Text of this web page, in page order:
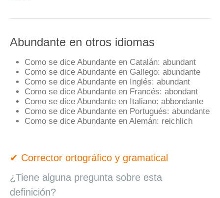
Abundante en otros idiomas
Como se dice Abundante en Catalán: abundant
Como se dice Abundante en Gallego: abundante
Como se dice Abundante en Inglés: abundant
Como se dice Abundante en Francés: abondant
Como se dice Abundante en Italiano: abbondante
Como se dice Abundante en Portugués: abundante
Como se dice Abundante en Alemán: reichlich
✔ Corrector ortográfico y gramatical
¿Tiene alguna pregunta sobre esta
definición?